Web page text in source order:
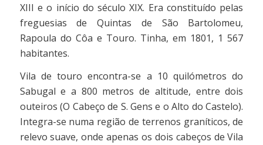
XIII e o início do século XIX. Era constituído pelas
freguesias de Quintas de São Bartolomeu,
Rapoula do Côa e Touro. Tinha, em 1801, 1 567
habitantes.
Vila de touro encontra-se a 10 quilómetros do
Sabugal e a 800 metros de altitude, entre dois
outeiros (O Cabeço de S. Gens e o Alto do Castelo).
Integra-se numa região de terrenos graníticos, de
relevo suave, onde apenas os dois cabeços de Vila